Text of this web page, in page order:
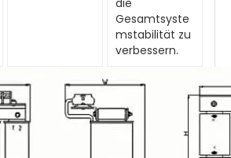
die
Gesamtsyste
mstabilität zu
verbessern.